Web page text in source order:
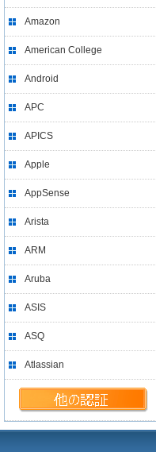
Amazon
American College
Android
APC
APICS
Apple
AppSense
Arista
ARM
Aruba
ASIS
ASQ
Atlassian